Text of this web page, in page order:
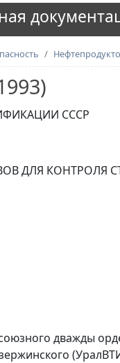
СССР
ДЛЯ КОНТРОЛЯ
дважды